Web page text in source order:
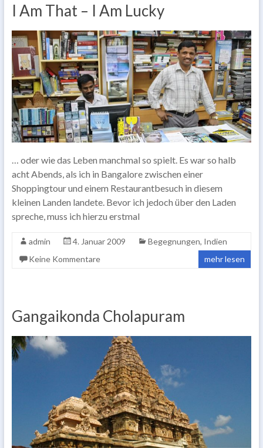
I Am That – I Am Lucky
… oder wie das Leben manchmal so spielt. Es war so halb
acht Abends, als ich in Bangalore zwischen einer
Shoppingtour und einem Restaurantbesuch in diesem
kleinen Landen landete. Bevor ich jedoch über den Laden
spreche, muss ich hierzu erstmal
admin 4. Januar 2009 Begegnungen, Indien
Keine Kommentare
mehr lesen
Gangaikonda Cholapuram